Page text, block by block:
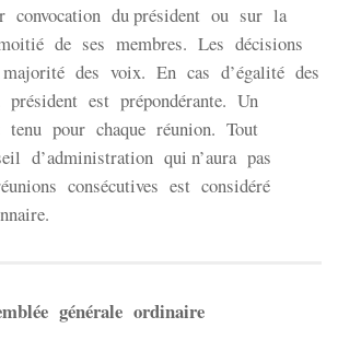
convocation du président ou sur la
de ses membres. Les décisions
des voix. En cas d’égalité des
est prépondérante. Un
tenu pour chaque réunion. Tout
d’administration qui n’aura pas
consécutives est considéré
générale ordinaire